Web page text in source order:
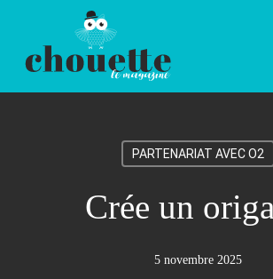
main
PARTENARIAT AVEC O2
Crée un
5 novembre 2025